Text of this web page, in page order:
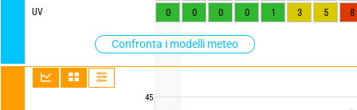
UV
Confronta i modelli meteo
45
0
0 0 0 1 3 5 8